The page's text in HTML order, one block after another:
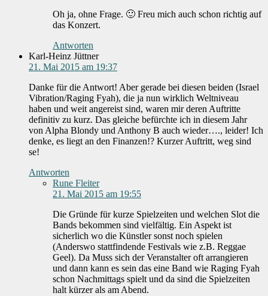
Oh ja, ohne Frage. 🙂 Freu mich auch schon richtig auf
das Konzert.
Antworten
Karl-Heinz Jüttner
21. Mai 2015 am 19:37
Danke für die Antwort! Aber gerade bei diesen beiden (Israel
Vibration/Raging Fyah), die ja nun wirklich Weltniveau
haben und weit angereist sind, waren mir deren Auftritte
definitiv zu kurz. Das gleiche befürchte ich in diesem Jahr
von Alpha Blondy und Anthony B auch wieder…., leider! Ich
denke, es liegt an den Finanzen!? Kurzer Auftritt, weg sind
se!
Antworten
Rune Fleiter
21. Mai 2015 am 19:55
Die Gründe für kurze Spielzeiten und welchen Slot die
Bands bekommen sind vielfältig. Ein Aspekt ist
sicherlich wo die Künstler sonst noch spielen
(Anderswo stattfindende Festivals wie z.B. Reggae
Geel). Da Muss sich der Veranstalter oft arrangieren
und dann kann es sein das eine Band wie Raging Fyah
schon Nachmittags spielt und da sind die Spielzeiten
halt kürzer als am Abend.